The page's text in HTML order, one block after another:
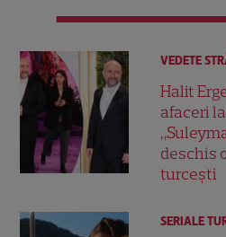
VEDETE
Halit
afaceri
deschis
turcești
SERIALE